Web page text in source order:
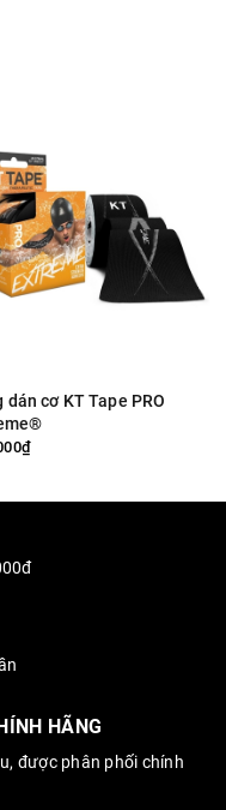
dán cơ KT Tape PRO
HÃNG
được phân phối chính